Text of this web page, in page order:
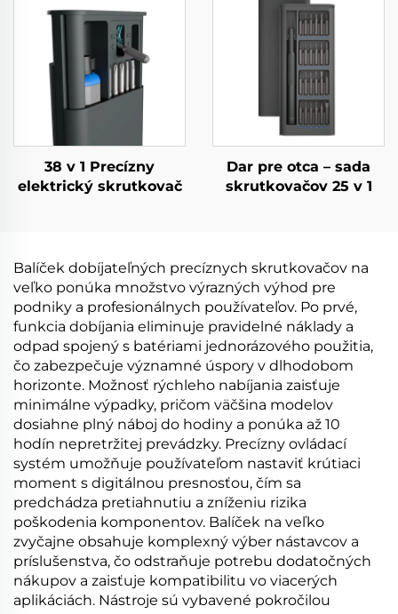
38 v 1 Precízny
elektrický skrutkovač
Dar pre otca – sada
skrutkovačov 25 v 1
Balíček dobíjateľných precíznych skrutkovačov na
veľko ponúka množstvo výrazných výhod pre
podniky a profesionálnych používateľov. Po prvé,
funkcia dobíjania eliminuje pravidelné náklady a
odpad spojený s batériami jednorázového použitia,
čo zabezpečuje významné úspory v dlhodobom
horizonte. Možnosť rýchleho nabíjania zaisťuje
minimálne výpadky, pričom väčšina modelov
dosiahne plný náboj do hodiny a ponúka až 10
hodín nepretržitej prevádzky. Precízny ovládací
systém umožňuje používateľom nastaviť krútiaci
moment s digitálnou presnosťou, čím sa
predchádza pretiahnutiu a zníženiu rizika
poškodenia komponentov. Balíček na veľko
zvyčajne obsahuje komplexný výber nástavcov a
príslušenstva, čo odstraňuje potrebu dodatočných
nákupov a zaisťuje kompatibilitu vo viacerých
aplikáciách. Nástroje sú vybavené pokročilou